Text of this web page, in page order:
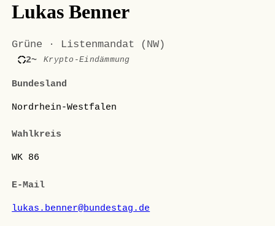
Lukas Benner
Grüne · Listenmandat (NW)
2~ Krypto-Eindämmung
Bundesland
Nordrhein-Westfalen
Wahlkreis
WK 86
E-Mail
lukas.benner@bundestag.de